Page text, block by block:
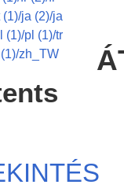
(1)/ja (2)/ja
(1)/pl (1)/tr
(1)/zh_TW